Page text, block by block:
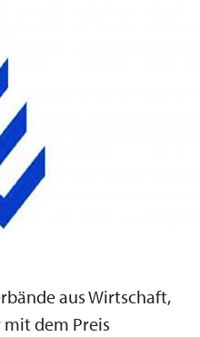
aus Wirtschaft,
dem Preis